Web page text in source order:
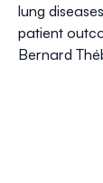
lung
patient
Bernard